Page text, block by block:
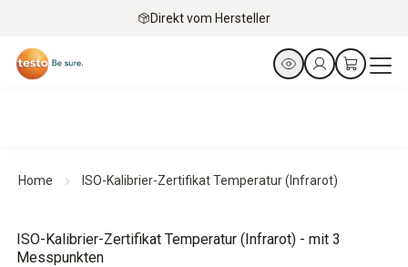
Direkt vom Hersteller
Home ISO-Kalibrier-Zertifikat Temperatur (Infrarot)
ISO-Kalibrier-Zertifikat Temperatur (Infrarot) - mit 3
Messpunkten